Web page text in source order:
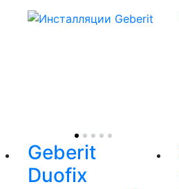
Geberit
Duofix